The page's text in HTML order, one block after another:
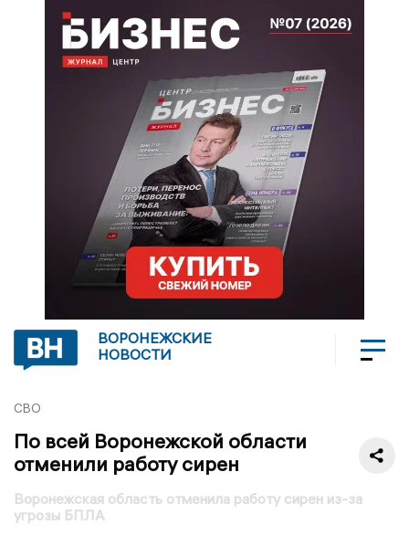
ВОРОНЕЖСКИЕ
НОВОСТИ
СВО
По всей Воронежской области
отменили работу сирен
Воронежская область отменила работу сирен из-за
угрозы БПЛА